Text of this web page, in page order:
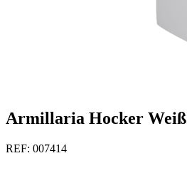
Armillaria Hocker Weiß
REF: 007414